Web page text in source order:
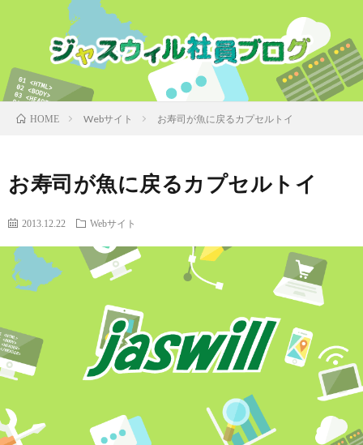
HOME Webサイト お寿司が魚に戻るカプセルトイ
お寿司が魚に戻るカプセルトイ
2013.12.22 Webサイト